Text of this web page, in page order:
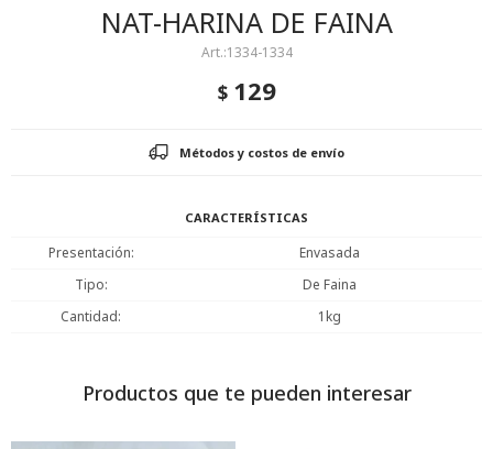
NAT-HARINA DE FAINA
1334-1334
$ 129
Métodos y costos de envío
CARACTERÍSTICAS
Presentación
Envasada
Tipo
De Faina
Cantidad
1kg
Productos que te pueden interesar